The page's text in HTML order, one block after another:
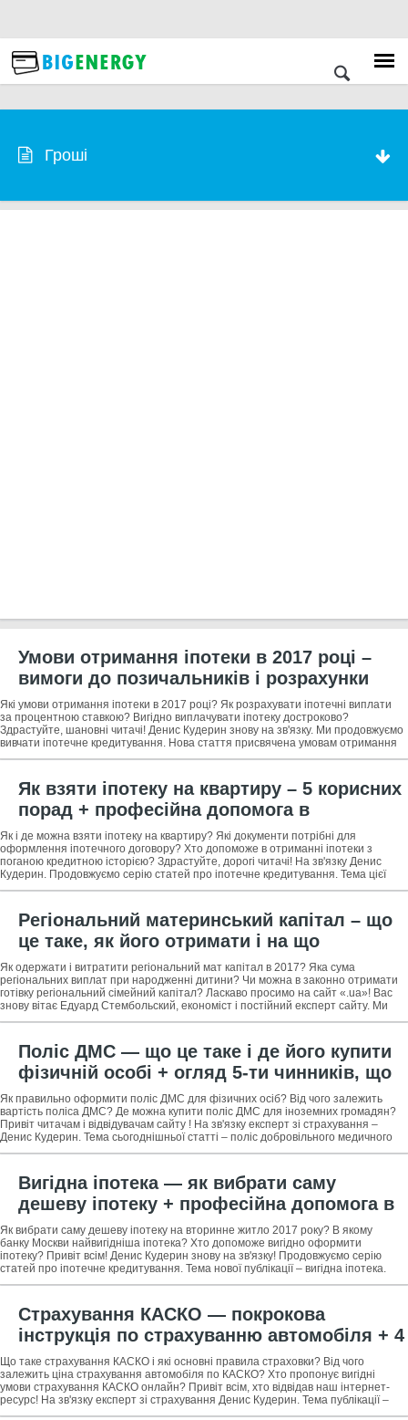
Гроші
Умови отримання іпотеки в 2017 році –
вимоги до позичальників і розрахунки
іпотеки + професійна допомога в
отриманні іпотечних позик
Які умови отримання іпотеки в 2017 році? Як розрахувати іпотечні виплати
за процентною ставкою? Вигідно виплачувати іпотеку достроково?
Здрастуйте, шановні читачі! Денис Кудерин знову на зв'язку. Ми продовжуємо
вивчати іпотечне кредитування. Нова стаття присвячена умовам отримання
іпотеки в
Як взяти іпотеку на квартиру – 5 корисних
порад + професійна допомога в
оформленні та отриманні іпотеки
Як і де можна взяти іпотеку на квартиру? Які документи потрібні для
оформлення іпотечного договору? Хто допоможе в отриманні іпотеки з
поганою кредитною історією? Здрастуйте, дорогі читачі! На зв'язку Денис
Кудерин. Продовжуємо серію статей про іпотечне кредитування. Тема цієї
публікації – як взяти
Регіональний материнський капітал – що
це таке, як його отримати і на що
витратити в 2017 році: вся правда +
практичне застосування регіонального
мат капіталу в регіонах
Як одержати і витратити регіональний мат капітал в 2017? Яка сума
регіональних виплат при народженні дитини? Чи можна в законно отримати
готівку регіональний сімейний капітал? Ласкаво просимо на сайт «.ua»! Вас
знову вітає Едуард Стембольский, економіст і постійний експерт сайту. Ми
продовжуємо
Поліс ДМС — що це таке і де його купити
фізичній особі + огляд 5-ти чинників, що
впливають на вартість поліса ДМС
Як правильно оформити поліс ДМС для фізичних осіб? Від чого залежить
вартість поліса ДМС? Де можна купити поліс ДМС для іноземних громадян?
Привіт читачам і відвідувачам сайту ! На зв'язку експерт зі страхування –
Денис Кудерин. Тема сьогоднішньої статті – поліс добровільного медичного
страхування
Вигідна іпотека — як вибрати саму
дешеву іпотеку + професійна допомога в
отриманні вигідною іпотеки
Як вибрати саму дешеву іпотеку на вторинне житло 2017 року? В якому
банку Москви найвигідніша іпотека? Хто допоможе вигідно оформити
іпотеку? Привіт всім! Денис Кудерин знову на зв'язку! Продовжуємо серію
статей про іпотечне кредитування. Тема нової публікації – вигідна іпотека.
Матеріал буде
Страхування КАСКО — покрокова
інструкція по страхуванню автомобіля + 4
перевірених способу як зекономити на
КАСКО
Що таке страхування КАСКО і які основні правила страховки? Від чого
залежить ціна страхування автомобіля по КАСКО? Хто пропонує вигідні
умови страхування КАСКО онлайн? Привіт всім, хто відвідав наш інтернет-
ресурс! На зв'язку експерт зі страхування Денис Кудерин. Тема публікації –
страхування